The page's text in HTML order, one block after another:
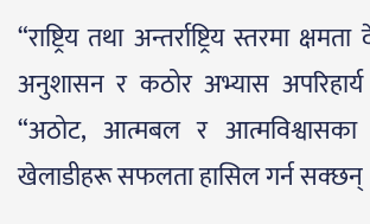
“राष्ट्रिय तथा अन्तर्राष्ट्रिय स्तरमा
अनुशासन र कठोर अभ्यास
“अठोट, आत्मबल र
खेलाडीहरू सफलता हासिल गर्न सक्छन्